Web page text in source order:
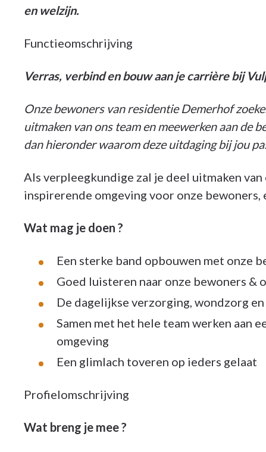
en welzijn.
Functieomschrijving
Verras, verbind en bouw aan je carrière bij
Onze bewoners van residentie Demerhof
uitmaken van ons team en meewerken aan de
dan hieronder waarom deze uitdaging bij jou
Als verpleegkundige zal je deel uitmaken
inspirerende omgeving voor onze bewoners,
Wat mag je doen ?
Een sterke band opbouwen met onze
Goed luisteren naar onze bewoners &
De dagelijkse verzorging, wondzorg
Samen met het hele team werken aan
omgeving
Een glimlach toveren op ieders gelaat
Profielomschrijving
Wat breng je mee ?